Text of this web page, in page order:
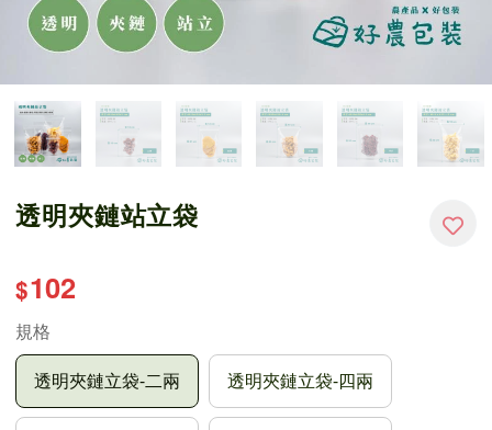
透明夾鏈站立袋
$102
規格
透明夾鏈立袋-二兩 透明夾鏈立袋-四兩